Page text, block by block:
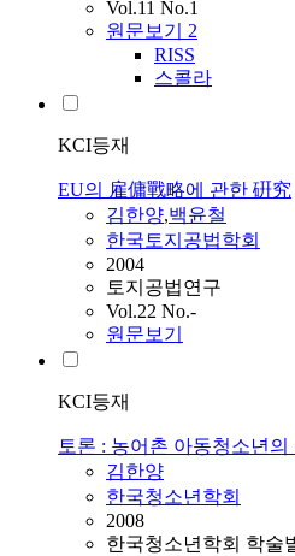
Vol.11 No.1
원문보기 2
RISS
스콜라
KCI등재
EU의 雇傭戰略에 관한 硏究
김한양,백윤철
한국토지공법학회
2004
토지공법연구
Vol.22 No.-
원문보기
KCI등재
토론 : 농어촌 아동청소년
김한양
한국청소년학회
2008
한국청소년학회 학술